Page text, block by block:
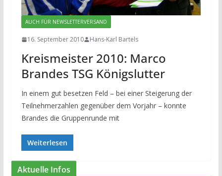
AUCH FÜR NEWSLETTERVERSAND
16. September 2010 Hans-Karl Bartels
Kreismeister 2010: Marco
Brandes TSG Königslutter
In einem gut besetzen Feld – bei einer Steigerung der
Teilnehmerzahlen gegenüber dem Vorjahr – konnte
Brandes die Gruppenrunde mit
Weiterlesen
Aktuelle Infos